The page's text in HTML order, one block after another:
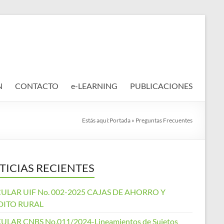
CONTACTO e-LEARNING PUBLICACIONES
Estás aquí:Portada » Preguntas Frecuentes
RECIENTES
UIF No. 002-2025 CAJAS DE AHORRO Y
RURAL
CNBS No.011/2024-Lineamientos de Sujetos